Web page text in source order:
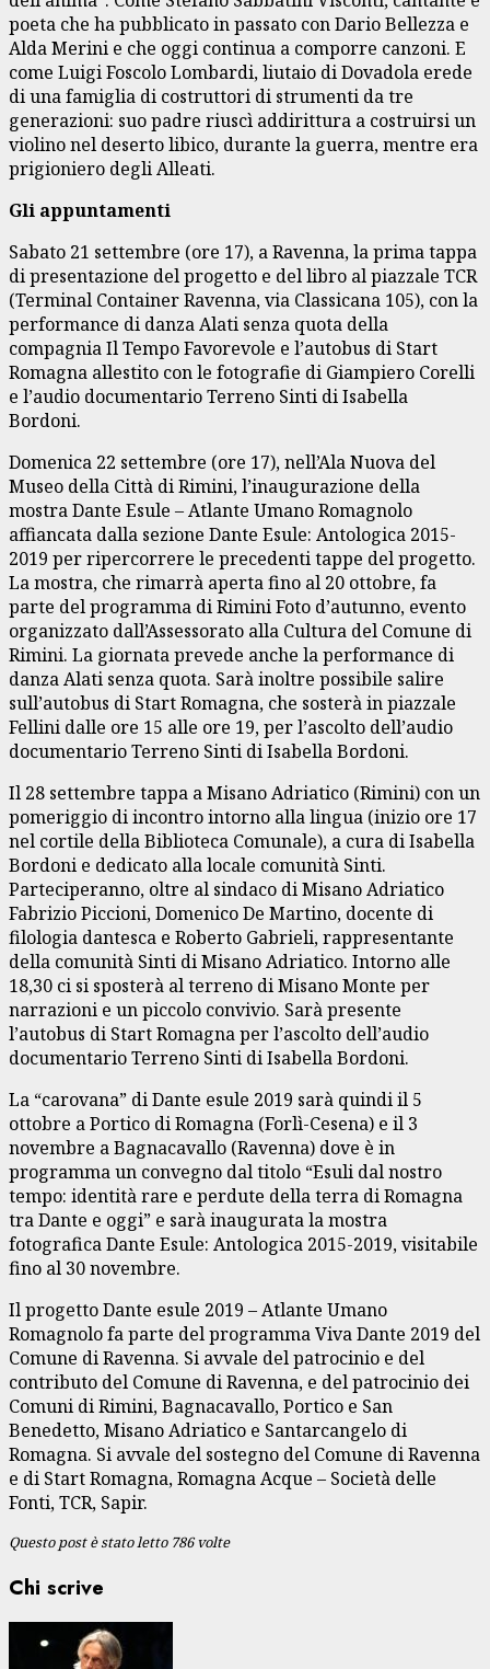
poeta che ha pubblicato in passato con Dario Bellezza e
Alda Merini e che oggi continua a comporre canzoni. E
come Luigi Foscolo Lombardi, liutaio di Dovadola erede
di una famiglia di costruttori di strumenti da tre
generazioni: suo padre riuscì addirittura a costruirsi un
violino nel deserto libico, durante la guerra, mentre era
prigioniero degli Alleati.
Gli appuntamenti
Sabato 21 settembre (ore 17), a Ravenna, la prima tappa
di presentazione del progetto e del libro al piazzale TCR
(Terminal Container Ravenna, via Classicana 105), con la
performance di danza Alati senza quota della
compagnia Il Tempo Favorevole e l’autobus di Start
Romagna allestito con le fotografie di Giampiero Corelli
e l’audio documentario Terreno Sinti di Isabella
Bordoni.
Domenica 22 settembre (ore 17), nell’Ala Nuova del
Museo della Città di Rimini, l’inaugurazione della
mostra Dante Esule – Atlante Umano Romagnolo
affiancata dalla sezione Dante Esule: Antologica 2015-
2019 per ripercorrere le precedenti tappe del progetto.
La mostra, che rimarrà aperta fino al 20 ottobre, fa
parte del programma di Rimini Foto d’autunno, evento
organizzato dall’Assessorato alla Cultura del Comune di
Rimini. La giornata prevede anche la performance di
danza Alati senza quota. Sarà inoltre possibile salire
sull’autobus di Start Romagna, che sosterà in piazzale
Fellini dalle ore 15 alle ore 19, per l’ascolto dell’audio
documentario Terreno Sinti di Isabella Bordoni.
Il 28 settembre tappa a Misano Adriatico (Rimini) con un
pomeriggio di incontro intorno alla lingua (inizio ore 17
nel cortile della Biblioteca Comunale), a cura di Isabella
Bordoni e dedicato alla locale comunità Sinti.
Parteciperanno, oltre al sindaco di Misano Adriatico
Fabrizio Piccioni, Domenico De Martino, docente di
filologia dantesca e Roberto Gabrieli, rappresentante
della comunità Sinti di Misano Adriatico. Intorno alle
18,30 ci si sposterà al terreno di Misano Monte per
narrazioni e un piccolo convivio. Sarà presente
l’autobus di Start Romagna per l’ascolto dell’audio
documentario Terreno Sinti di Isabella Bordoni.
La “carovana” di Dante esule 2019 sarà quindi il 5
ottobre a Portico di Romagna (Forlì-Cesena) e il 3
novembre a Bagnacavallo (Ravenna) dove è in
programma un convegno dal titolo “Esuli dal nostro
tempo: identità rare e perdute della terra di Romagna
tra Dante e oggi” e sarà inaugurata la mostra
fotografica Dante Esule: Antologica 2015-2019, visitabile
fino al 30 novembre.
Il progetto Dante esule 2019 – Atlante Umano
Romagnolo fa parte del programma Viva Dante 2019 del
Comune di Ravenna. Si avvale del patrocinio e del
contributo del Comune di Ravenna, e del patrocinio dei
Comuni di Rimini, Bagnacavallo, Portico e San
Benedetto, Misano Adriatico e Santarcangelo di
Romagna. Si avvale del sostegno del Comune di Ravenna
e di Start Romagna, Romagna Acque – Società delle
Fonti, TCR, Sapir.
Questo post è stato letto 786 volte
Chi scrive